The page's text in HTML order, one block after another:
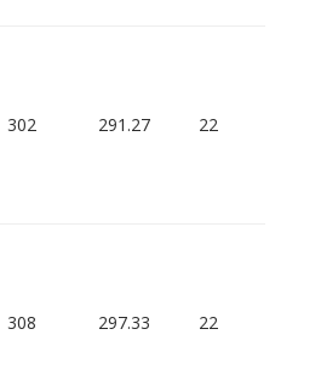
302 291.27 22
308 297.33 22